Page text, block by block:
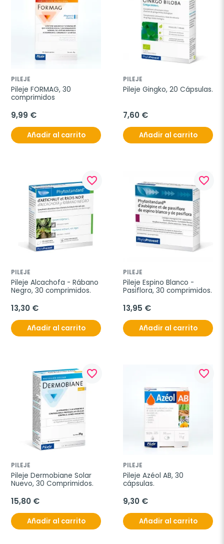
PILEJE
Pileje FORMAG, 30
comprimidos
9,99 €
Añadir al carrito
PILEJE
Pileje Gingko, 20 Cápsulas.
7,60 €
Añadir al carrito
favorite_border
PILEJE
Pileje Alcachofa - Rábano
Negro, 30 comprimidos.
13,30 €
Añadir al carrito
favorite_border
PILEJE
Pileje Espino Blanco -
Pasiflora, 30 comprimidos.
13,95 €
Añadir al carrito
favorite_border
PILEJE
Pileje Dermobiane Solar
Nuevo, 30 Comprimidos.
15,80 €
Añadir al carrito
favorite_border
PILEJE
Pileje Azéol AB, 30
cápsulas.
9,30 €
Añadir al carrito